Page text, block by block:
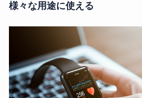
様々な用途に使える